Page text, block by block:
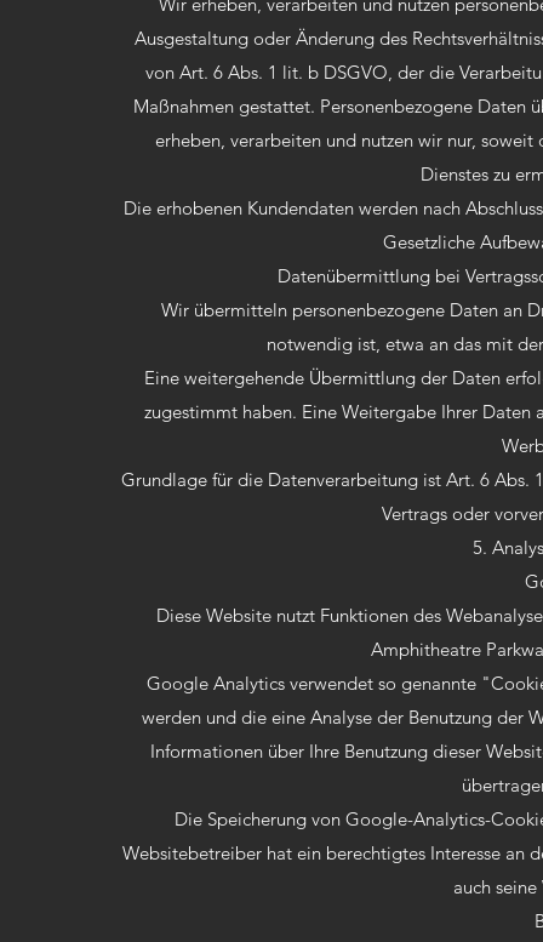
Ausgestaltung oder Änderung des
von Art. 6 Abs. 1 lit. b DSGVO, der die
Maßnahmen gestattet. Personenbezogene Daten
erheben, verarbeiten und nutzen wir nur,
Dienstes zu
Die erhobenen Kundendaten werden nach
Gesetzliche
Datenübermittlung bei
Wir übermitteln personenbezogene Daten an
notwendig ist, etwa an das mit
Eine weitergehende Übermittlung der Daten
zugestimmt haben. Eine Weitergabe Ihrer Daten
Grundlage für die Datenverarbeitung ist Art. 6 Abs.
Vertrags oder
5.
Diese Website nutzt Funktionen des
Amphitheatre
Google Analytics verwendet so genannte
werden und die eine Analyse der Benutzung der
Informationen über Ihre Benutzung dieser
Die Speicherung von Google-Analytics-
Websitebetreiber hat ein berechtigtes Interesse an
auch